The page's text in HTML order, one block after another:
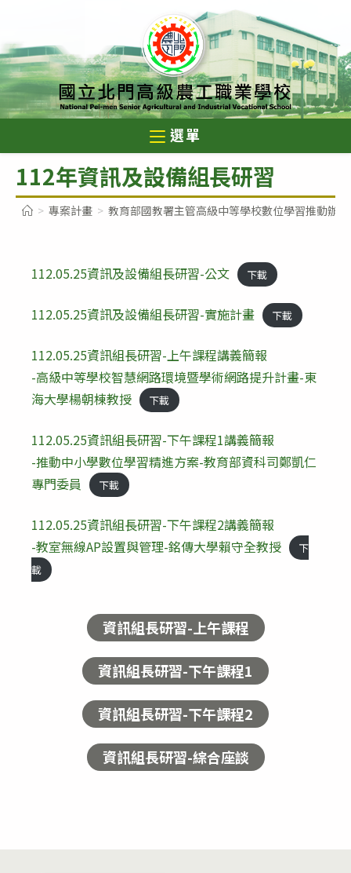
至
主
要
內
選單
112年資訊及設備組長研習
> 專案計畫 > 教育部國教署主管高級中等學校數位學習推動辦
112.05.25資訊及設備組長研習-公文 下載
112.05.25資訊及設備組長研習-實施計畫 下載
112.05.25資訊組長研習-上午課程講義簡報
-高級中等學校智慧網路環境暨學術網路提升計畫-東
海大學楊朝棟教授
下載
112.05.25資訊組長研習-下午課程1講義簡報
-推動中小學數位學習精進方案-教育部資科司鄭凱仁
專門委員
下載
112.05.25資訊組長研習-下午課程2講義簡報
-教室無線AP設置與管理-銘傳大學賴守全教授
下
載
資訊組長研習-上午課程
資訊組長研習-下午課程1
資訊組長研習-下午課程2
資訊組長研習-綜合座談